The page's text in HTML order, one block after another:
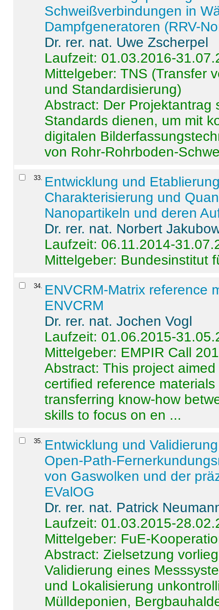
Schweißverbindungen in
Dampfgeneratoren (RRV-
Dr. rer. nat. Uwe Zscherpel
Laufzeit: 01.03.2016-
Mittelgeber: TNS (Transfer
und Standardisierung)
Abstract: Der Projektantrag
Standards dienen, um mit
digitalen
von Rohr-Rohrboden-
33. Entwicklung und
Charakterisierung und
Nanopartikeln und deren
Dr. rer. nat. Norbert
Laufzeit: 06.11.2014-
Mittelgeber: Bundesinstitut
34. ENVCRM-Matrix reference
ENVCRM
Dr. rer. nat. Jochen Vogl
Laufzeit: 01.06.2015-
Mittelgeber: EMPIR Call
Abstract:This project
certified reference
transferring know-how
skills to focus on en ...
35. Entwicklung und
Open-Path-
von Gaswolken und der
EValOG
Dr. rer. nat. Patrick
Laufzeit: 01.03.2015-
Mittelgeber: FuE-
Abstract:Zielsetzung
Validierung eines
und Lokalisierung
Mülldeponien,